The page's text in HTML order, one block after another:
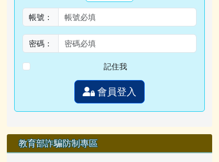
帳號：
密碼：
記住我
會員登入
教育部詐騙防制專區